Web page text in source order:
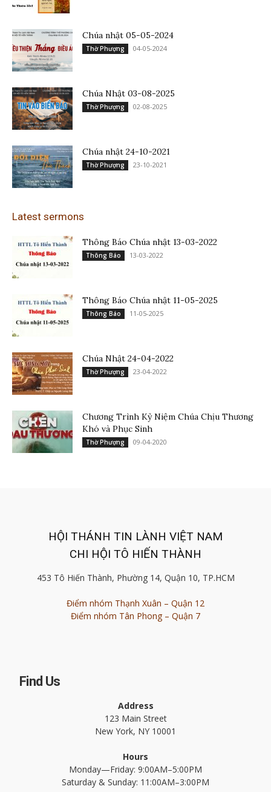
Chúa nhật 05-05-2024
Thờ Phượng 04-05-2024
Chúa Nhật 03-08-2025
Thờ Phượng 02-08-2025
Chúa nhật 24-10-2021
Thờ Phượng 23-10-2021
Latest sermons
Thông Báo Chúa nhật 13-03-2022
Thông Báo 13-03-2022
Thông Báo Chúa nhật 11-05-2025
Thông Báo 11-05-2025
Chúa Nhật 24-04-2022
Thờ Phượng 23-04-2022
Chương Trình Kỷ Niệm Chúa Chịu Thương
Khó và Phục Sinh
Thờ Phượng 09-04-2020
HỘI THÁNH TIN LÀNH VIỆT NAM
CHI HỘI TÔ HIẾN THÀNH
453 Tô Hiến Thành, Phường 14, Quận 10, TP.HCM
Điểm nhóm Thạnh Xuân – Quận 12
Điểm nhóm Tân Phong – Quận 7
Find Us
Address
123 Main Street
New York, NY 10001
Hours
Monday—Friday: 9:00AM–5:00PM
Saturday & Sunday: 11:00AM–3:00PM